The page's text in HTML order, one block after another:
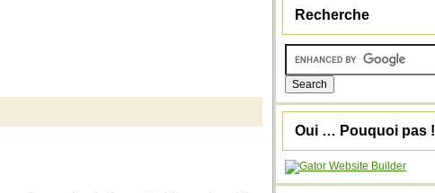
Recherche
Oui … Pouquoi pas !